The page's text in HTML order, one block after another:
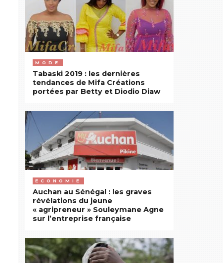
MODE
Tabaski 2019 : les dernières
tendances de Mifa Créations
portées par Betty et Diodio Diaw
ECONOMIE
Auchan au Sénégal : les graves
révélations du jeune
« agripreneur » Souleymane Agne
sur l’entreprise française